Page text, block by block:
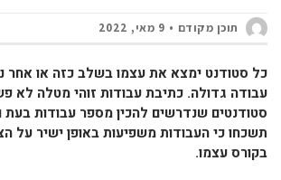
תוכן מקודם 9 מאי, 2022
כל סטודנט ימצא את עצמו בשלב כזה או אחר
עבודה גדולה. כתיבת עבודות זוהי מטלה לא
סטודנטים שנדרשים להכין מספר עבודות
תשכחו כי העבודות משפיעות באופן ישיר על
בקורס עצמו.